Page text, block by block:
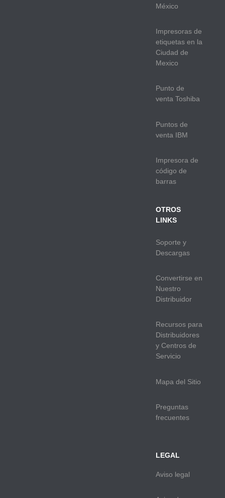
México
Impresoras de
etiquetas en la
Ciudad de
Mexico
Punto de
venta Toshiba
Puntos de
venta IBM
Impresora de
código de
barras
OTROS
LINKS
Soporte y
Descargas
Convertirse en
Nuestro
Distribuidor
Recursos para
Distribuidores
y Centros de
Servicio
Mapa del Sitio
Preguntas
frecuentes
LEGAL
Aviso legal